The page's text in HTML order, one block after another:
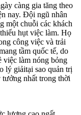
càng gia tăng theo
nay. Đội ngũ nhân
một chuỗi các khách
hụt việc làm. Họ
công việc và trải
tầm quốc tế, do
việc làm nóng bỏng
lý giảitại sao quản trị
nhất trong thời